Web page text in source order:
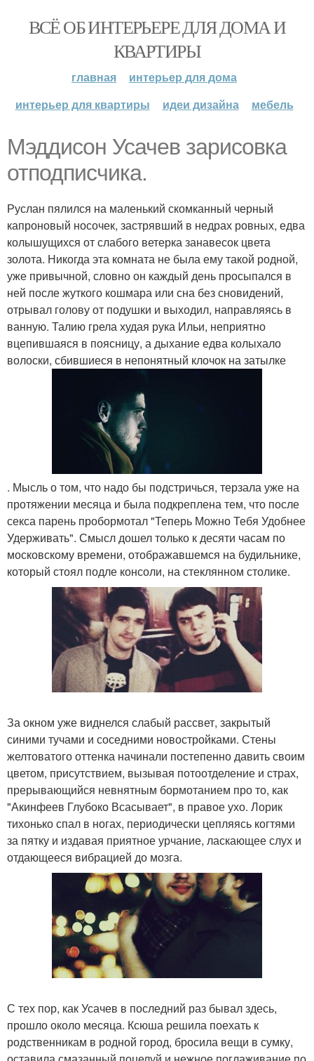
ВСЁ ОБ ИНТЕРЬЕРЕ ДЛЯ ДОМА И
КВАРТИРЫ
главная
интерьер для дома
интерьер для квартиры
идеи дизайна мебель
Мэддисон Усачев зарисовка
отподписчика.
Руслан пялился на маленький скомканный черный
капроновый носочек, застрявший в недрах ровных, едва
колышущихся от слабого ветерка занавесок цвета
золота. Никогда эта комната не была ему такой родной,
уже привычной, словно он каждый день просыпался в
ней после жуткого кошмара или сна без сновидений,
отрывал голову от подушки и выходил, направляясь в
ванную. Талию грела худая рука Ильи, неприятно
вцепившаяся в поясницу, а дыхание едва колыхало
волоски, сбившиеся в непонятный клочок на затылке
. Мысль о том, что надо бы подстричься, терзала уже на
протяжении месяца и была подкреплена тем, что после
секса парень пробормотал "Теперь Можно Тебя Удобнее
Удерживать". Смысл дошел только к десяти часам по
московскому времени, отображавшемся на будильнике,
который стоял подле консоли, на стеклянном столике.
За окном уже виднелся слабый рассвет, закрытый
синими тучами и соседними новостройками. Стены
желтоватого оттенка начинали постепенно давить своим
цветом, присутствием, вызывая потоотделение и страх,
прерывающийся невнятным бормотанием про то, как
"Акинфеев Глубоко Всасывает", в правое ухо. Лорик
тихонько спал в ногах, периодически цепляясь когтями
за пятку и издавая приятное урчание, ласкающее слух и
отдающееся вибрацией до мозга.
С тех пор, как Усачев в последний раз бывал здесь,
прошло около месяца. Ксюша решила поехать к
родственникам в родной город, бросила вещи в сумку,